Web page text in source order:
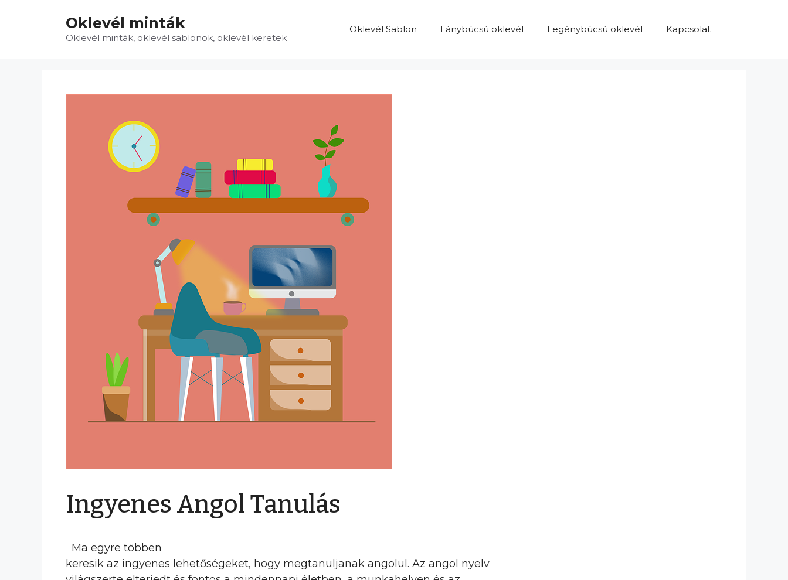
Oklevél minták
Oklevél minták, oklevél sablonok, oklevél keretek
Oklevél Sablon Lánybúcsú oklevél Legénybúcsú oklevél Kapcsolat
Ingyenes Angol Tanulás
Ma egyre többen
keresik az ingyenes lehetőségeket, hogy megtanuljanak angolul. Az angol nyelv